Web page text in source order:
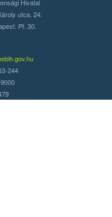
Hivatal
utca. 24.
Pf. 30.
244